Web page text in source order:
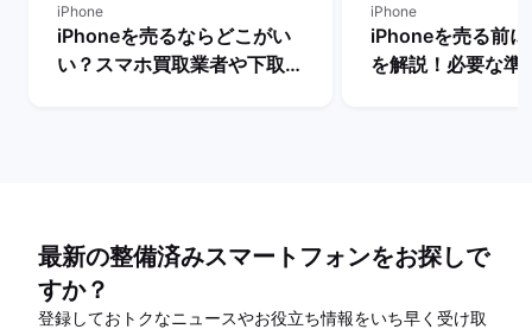
iPhone
iPhoneを売るならどこがい
い？スマホ買取業者や下取り
iPhone
iPhoneを売る前
を解説！必要な準
最新の整備済みスマートフォンをお探しで
すか？
登録しておトクなニュースやお役立ち情報をいち早く受け取